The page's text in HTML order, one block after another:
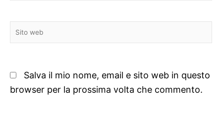
Sito
web
Salva il mio nome, email e sito web in questo
browser per la prossima volta che commento.